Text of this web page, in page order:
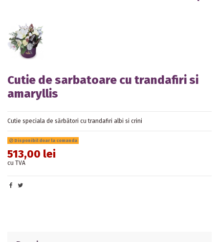
Cutie de sarbatoare cu trandafiri si
amaryllis
Cutie speciala de sărbători cu trandafiri albi si crini
Disponibil doar la comanda
513,00 lei
cu TVA